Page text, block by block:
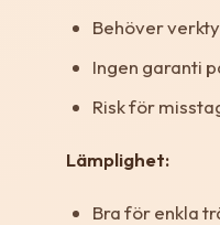
Behöver
Ingen garanti
Risk för
Lämplighet:
Bra för enkla